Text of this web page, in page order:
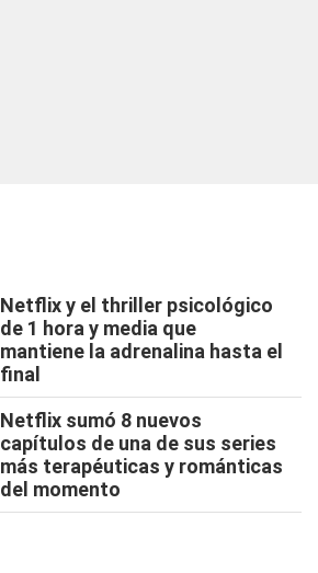
Netflix y el thriller psicológico
de 1 hora y media que
mantiene la adrenalina hasta el
final
Netflix sumó 8 nuevos
capítulos de una de sus series
más terapéuticas y románticas
del momento